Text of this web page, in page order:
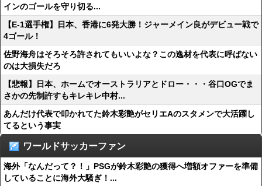
インのゴールを守り切る...
【E-1選手権】日本、香港に6発大勝！ジャーメイン良がデビュー戦で
4ゴール！
佐野海舟はそろそろ許されてもいいよな？この逸材を代表に呼ばない
のは大損失だろ
【悲報】日本、ホームでオーストラリアとドロー・・・谷口OGでま
さかの先制許すもキレキレ中村...
あんだけ代表で叩かれてた鈴木彩艶がセリエAのスタメンで大活躍し
てるという事実
ワールドサッカーファン
海外「なんだって？！」PSGが鈴木彩艶の獲得へ増額オファーを準備
していることに海外大騒ぎ！...